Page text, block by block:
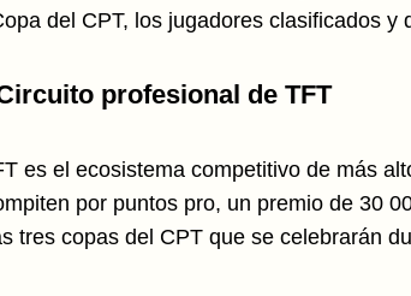
del CPT, los jugadores clasificados y
profesional de TFT
es el ecosistema competitivo de más
por puntos pro, un premio de 30
tres copas del CPT que se celebrarán